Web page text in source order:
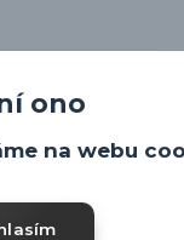
ono
na webu